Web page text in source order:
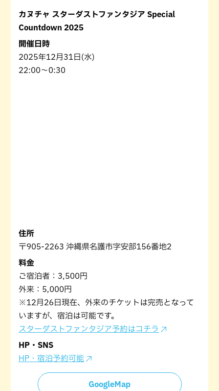
カヌチャ スターダストファンタジア Special
Countdown 2025
開催日時
2025年12月31日(水)
22:00～0:30
住所
〒905-2263 沖縄県名護市字安部156番地2
料金
ご宿泊者：3,500円
外来：5,000円
※12月26日現在、外来のチケットは完売となって
いますが、宿泊は可能です。
スターダストファンタジア予約はコチラ
HP・SNS
HP・宿泊予約可能
GoogleMap